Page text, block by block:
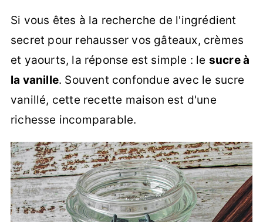
Si vous êtes à la recherche de l'ingrédient
secret pour rehausser vos gâteaux, crèmes
et yaourts, la réponse est simple : le sucre à
la vanille. Souvent confondue avec le sucre
vanillé, cette recette maison est d'une
richesse incomparable.